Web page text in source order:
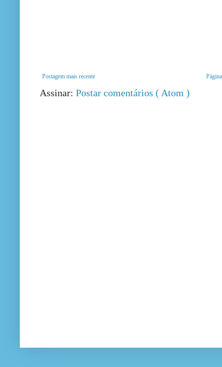
Postagem mais recente
Assinar: Postar comentários ( Atom )